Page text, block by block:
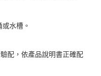
水槽。
配，依產品說明書正確配